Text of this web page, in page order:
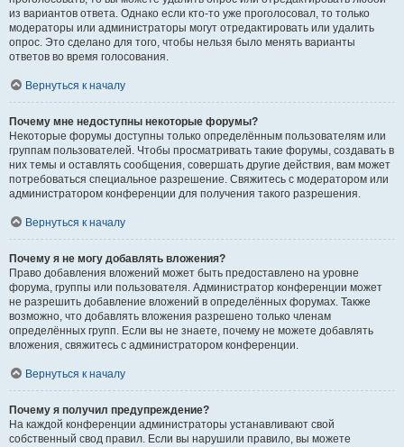
из вариантов ответа. Однако если кто-то уже проголосовал, то только
модераторы или администраторы могут отредактировать или удалить
опрос. Это сделано для того, чтобы нельзя было менять варианты
ответов во время голосования.
Вернуться к началу
Почему мне недоступны некоторые форумы?
Некоторые форумы доступны только определённым пользователям или
группам пользователей. Чтобы просматривать такие форумы, создавать в
них темы и оставлять сообщения, совершать другие действия, вам может
потребоваться специальное разрешение. Свяжитесь с модератором или
администратором конференции для получения такого разрешения.
Вернуться к началу
Почему я не могу добавлять вложения?
Право добавления вложений может быть предоставлено на уровне
форума, группы или пользователя. Администратор конференции может
не разрешить добавление вложений в определённых форумах. Также
возможно, что добавлять вложения разрешено только членам
определённых групп. Если вы не знаете, почему не можете добавлять
вложения, свяжитесь с администратором конференции.
Вернуться к началу
Почему я получил предупреждение?
На каждой конференции администраторы устанавливают свой
собственный свод правил. Если вы нарушили правило, вы можете